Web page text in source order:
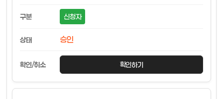
신청자
승인
확인하기